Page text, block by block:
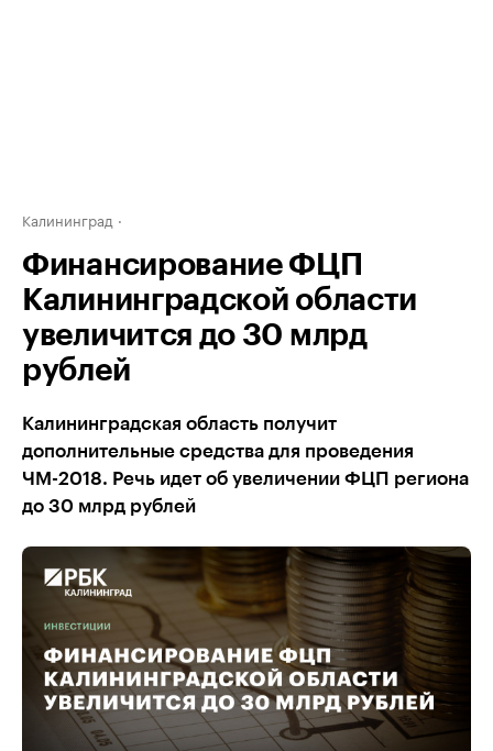
Калининград
Финансирование ФЦП
Калининградской области
увеличится до 30 млрд
рублей
Калининградская область получит
дополнительные средства для проведения
ЧМ-2018. Речь идет об увеличении ФЦП региона
до 30 млрд рублей